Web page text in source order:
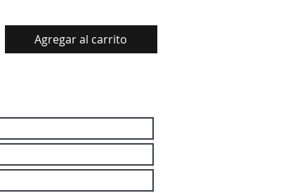
Agregar al carrito